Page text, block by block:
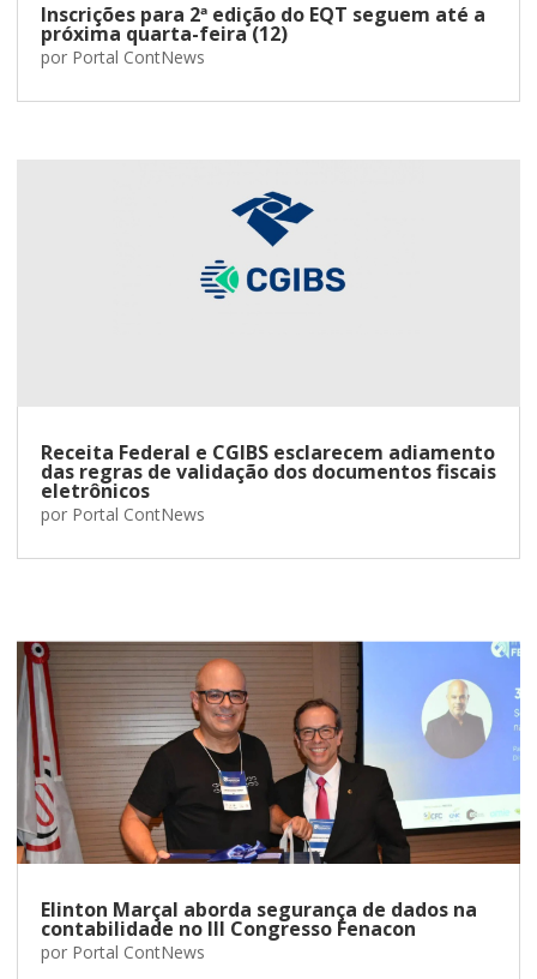
Inscrições para 2ª edição do EQT seguem até a
próxima quarta-feira (12)
por Portal ContNews
Receita Federal e CGIBS esclarecem adiamento
das regras de validação dos documentos fiscais
eletrônicos
por Portal ContNews
Elinton Marçal aborda segurança de dados na
contabilidade no III Congresso Fenacon
por Portal ContNews